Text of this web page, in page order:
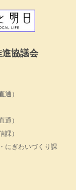
協議会
通）
通）
課）
にぎわいづくり課